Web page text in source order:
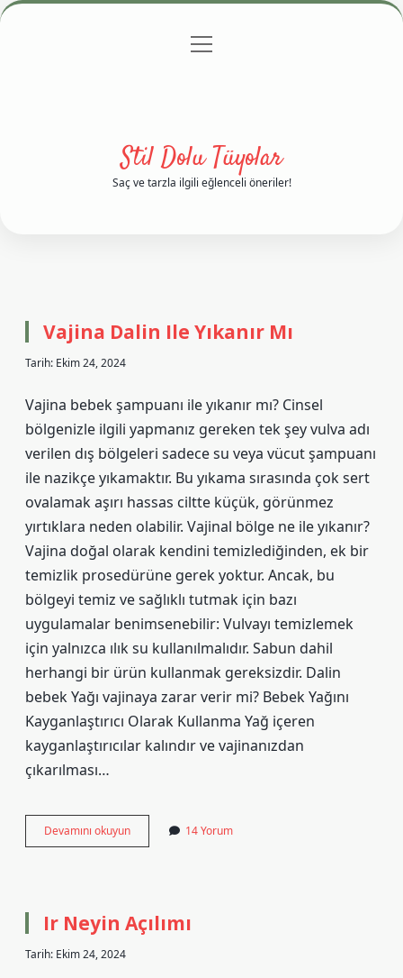
Gizlilik Politikası
menüyü
Stil Dolu Tüyolar
Saç ve tarzla ilgili eğlenceli öneriler!
Dolu
Tüyolar
Yazılar
Vajina Dalin Ile Yıkanır Mı
Tarih: Ekim 24, 2024
Vajina bebek şampuanı ile yıkanır mı? Cinsel
bölgenizle ilgili yapmanız gereken tek şey vulva adı
verilen dış bölgeleri sadece su veya vücut şampuanı
ile nazikçe yıkamaktır. Bu yıkama sırasında çok sert
ovalamak aşırı hassas ciltte küçük, görünmez
yırtıklara neden olabilir. Vajinal bölge ne ile yıkanır?
Vajina doğal olarak kendini temizlediğinden, ek bir
temizlik prosedürüne gerek yoktur. Ancak, bu
bölgeyi temiz ve sağlıklı tutmak için bazı
uygulamalar benimsenebilir: Vulvayı temizlemek
için yalnızca ılık su kullanılmalıdır. Sabun dahil
herhangi bir ürün kullanmak gereksizdir. Dalin
bebek Yağı vajinaya zarar verir mi? Bebek Yağını
Kayganlaştırıcı Olarak Kullanma Yağ içeren
kayganlaştırıcılar kalındır ve vajinanızdan
çıkarılması…
Devamını okuyunVajina
Dalin
14 Yorum
Ir Neyin Açılımı
Tarih: Ekim 24, 2024